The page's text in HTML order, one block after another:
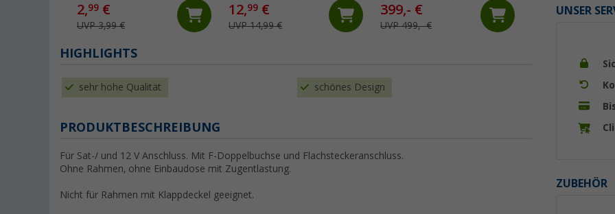
UNSER
ZUBEHÖR
2,99 €
UVP 3,99 €
12,99 €
UVP 14,99 €
399,- €
UVP 499,- €
399,- €
HIGHLIGHTS
sehr hohe Qualität schönes Design
PRODUKTBESCHREIBUNG
Für Sat-/ und 12 V Anschluss. Mit F-Doppelbuchse und Flachsteckeranschluss.
Ohne Rahmen, ohne Einbaudose mit Zugentlastung.
Nicht für Rahmen mit Klappdeckel geeignet.